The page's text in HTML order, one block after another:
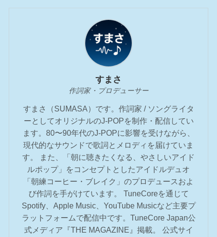
すまさ
作詞家・プロデューサー
すまさ（SUMASA）です。作詞家 / ソングライタ
ーとしてオリジナルのJ-POPを制作・配信してい
ます。80〜90年代のJ-POPに影響を受けながら、
現代的なサウンドで歌詞とメロディを届けていま
す。 また、「朝に聴きたくなる、やさしいアイド
ルポップ」をコンセプトとしたアイドルデュオ
「朝練コーヒー・ブレイク」のプロデュースおよ
び作詞を手がけています。 TuneCoreを通じて
Spotify、Apple Music、YouTube Musicなど主要プ
ラットフォームで配信中です。TuneCore Japan公
式メディア『THE MAGAZINE』掲載。 公式サイ